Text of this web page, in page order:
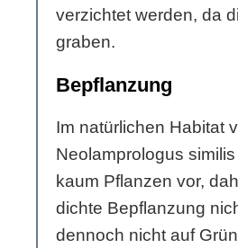
verzichtet werden, da
graben.
Bepflanzung
Im natürlichen Habitat
Neolamprologus
kaum Pflanzen vor,
dichte Bepflanzung
dennoch nicht auf